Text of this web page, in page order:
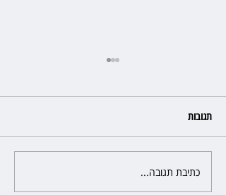
מלון קראון פלאזה: ביטלה שכירות
בגלל רטיבות - וחויבה בכ־600
תגובות
כתיבת תגובה...